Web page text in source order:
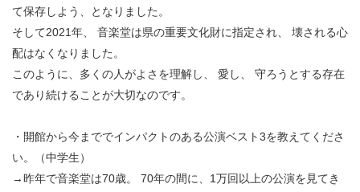
て保存しよう、となりました。
そして2021年、 音楽堂は県の重要文化財に指定され、 壊される心
配はなくなりました。
このように、多くの人がよさを理解し、 愛し、 守ろうとする存在
であり続けることが大切なのです。
・開館から今まででインパクトのある公演ベスト3を教えてくださ
い。（中学生）
→昨年で音楽堂は70歳。 70年の間に、1万回以上の公演を見てき